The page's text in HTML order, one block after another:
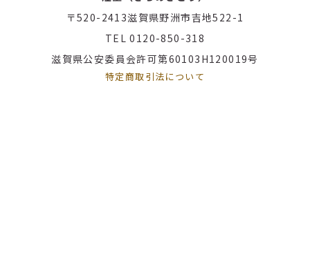
〒520-2413滋賀県野洲市吉地522-1
TEL 0120-850-318
滋賀県公安委員会許可第60103H120019号
特定商取引法について